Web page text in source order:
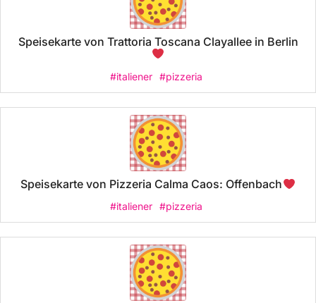
Speisekarte von Trattoria Toscana Clayallee in Berlin
#italiener #pizzeria
Speisekarte von Pizzeria Calma Caos: Offenbach
#italiener #pizzeria